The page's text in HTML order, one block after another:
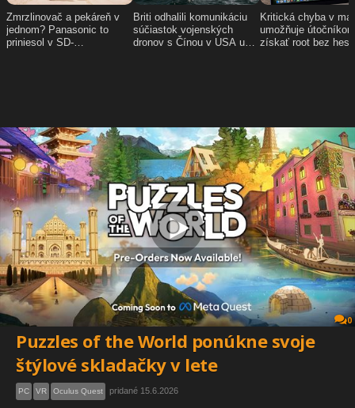
0
Puzzles of the World ponúkne svoje
štýlové skladačky v lete
PC VR Oculus Quest pridané 15.6.2026